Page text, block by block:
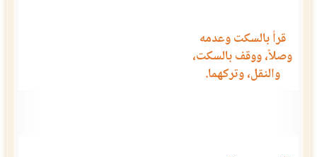
قرأ بالسكت وعدمه
وصلاً، ووقف بالسكت،
والنقل، وتركهما.